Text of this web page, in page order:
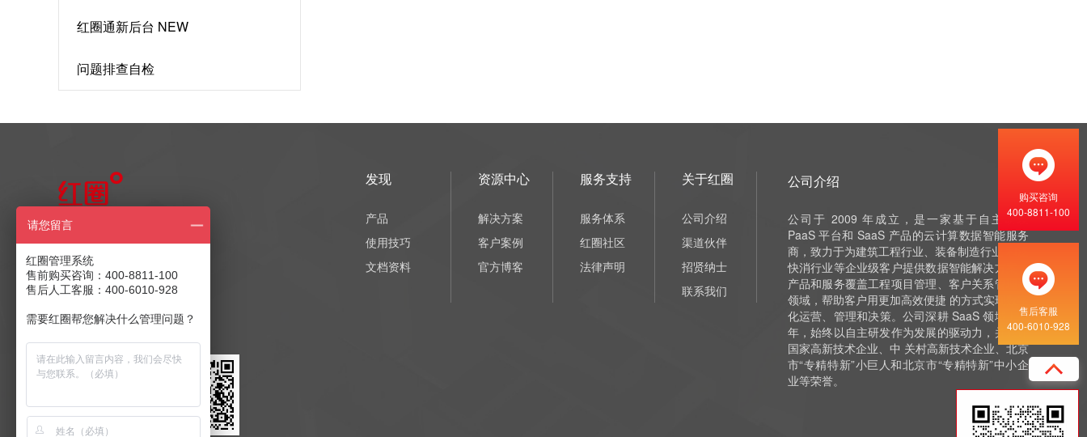
红圈通新后台 NEW
问题排查自检
售前产品咨询
400-8811-100
售后客服：400-6010-928
商务合作：
发送至邮箱
发现
产品
使用技巧
文档资料
资源中心
解决方案
客户案例
官方博客
服务支持
服务体系
红圈社区
法律声明
关于红圈
公司介绍
渠道伙伴
招贤纳士
联系我们
公司介绍
公司于 2009 年成立，是一家基于自主研发
PaaS 平台和 SaaS 产品的云计算数据智能服务
商，致力于为建筑工程行业、装备制造行业 和泛
快消行业等企业级客户提供数据智能解决方案，
产品和服务覆盖工程项目管理、客户关系管理等
领域，帮助客户用更加高效便捷 的方式实现数字
化运营、管理和决策。公司深耕 SaaS 领域十余
年，始终以自主研发作为发展的驱动力，并获评
国家高新技术企业、中 关村高新技术企业、北京
市“专精特新”小巨人和北京市“专精特新”中小企
业等荣誉。
购买咨询
400-8811-100
售后客服
400-6010-928
请您留言
红圈管理系统
售前购买咨询：400-8811-100
售后人工客服：400-6010-928
需要红圈帮您解决什么管理问题？